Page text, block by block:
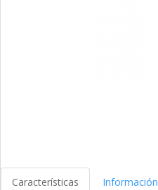
Características Información